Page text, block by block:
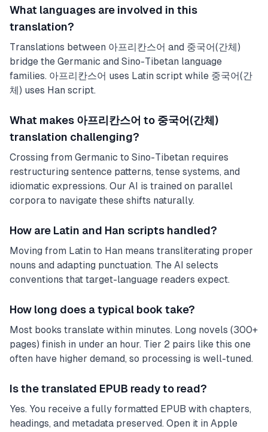
What languages are involved in this
translation?
Translations between 아프리칸스어 and 중국어(간체)
bridge the Germanic and Sino-Tibetan language
families. 아프리칸스어 uses Latin script while 중국어(간
체) uses Han script.
What makes 아프리칸스어 to 중국어(간체)
translation challenging?
Crossing from Germanic to Sino-Tibetan requires
restructuring sentence patterns, tense systems, and
idiomatic expressions. Our AI is trained on parallel
corpora to navigate these shifts naturally.
How are Latin and Han scripts handled?
Moving from Latin to Han means transliterating proper
nouns and adapting punctuation. The AI selects
conventions that target-language readers expect.
How long does a typical book take?
Most books translate within minutes. Long novels (300+
pages) finish in under an hour. Tier 2 pairs like this one
often have higher demand, so processing is well-tuned.
Is the translated EPUB ready to read?
Yes. You receive a fully formatted EPUB with chapters,
headings, and metadata preserved. Open it in Apple